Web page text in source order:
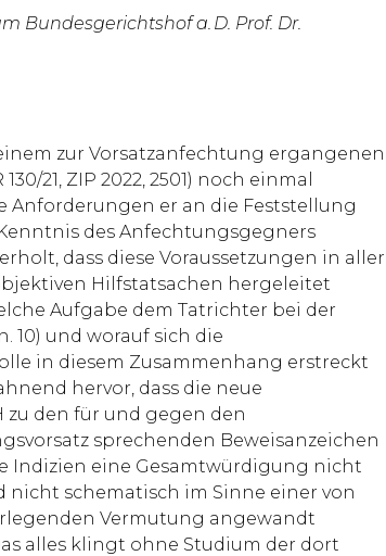
Bundesgerichtshof a. D. Prof. Dr.
zur Vorsatzanfechtung ergangenen
21, ZIP 2022, 2501) noch einmal
Anforderungen er an die Feststellung
des Anfechtungsgegners
dass diese Voraussetzungen in aller
Hilfstatsachen hergeleitet
Aufgabe dem Tatrichter bei der
10) und worauf sich die
in diesem Zusammenhang erstreckt
hervor, dass die neue
zu den für und gegen den
sprechenden Beweisanzeichen
Indizien eine Gesamtwürdigung nicht
schematisch im Sinne einer von
Vermutung angewandt
alles klingt ohne Studium der dort